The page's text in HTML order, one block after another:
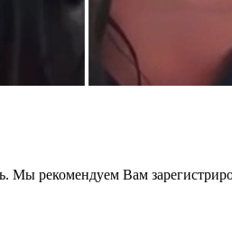
Мы рекомендуем Вам